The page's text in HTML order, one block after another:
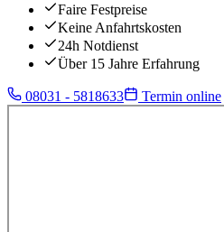
Faire Festpreise
Keine Anfahrtskosten
24h Notdienst
Über 15 Jahre Erfahrung
08031 - 5818633 Termin online